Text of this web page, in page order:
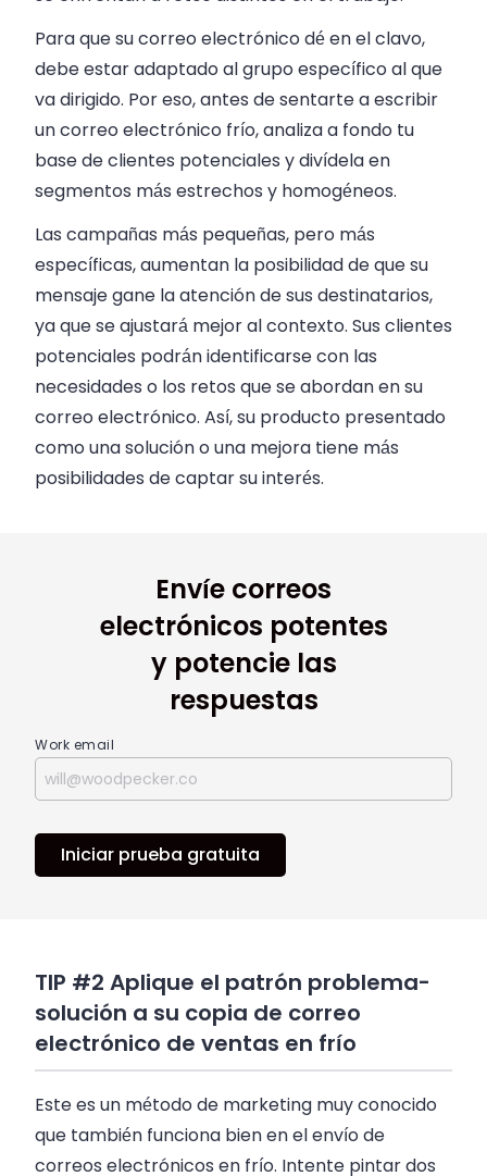
Para que su correo electrónico dé en el clavo,
debe estar adaptado al grupo específico al que
va dirigido. Por eso, antes de sentarte a escribir
un correo electrónico frío, analiza a fondo tu
base de clientes potenciales y divídela en
segmentos más estrechos y homogéneos.
Las campañas más pequeñas, pero más
específicas, aumentan la posibilidad de que su
mensaje gane la atención de sus destinatarios,
ya que se ajustará mejor al contexto. Sus clientes
potenciales podrán identificarse con las
necesidades o los retos que se abordan en su
correo electrónico. Así, su producto presentado
como una solución o una mejora tiene más
posibilidades de captar su interés.
Envíe correos
electrónicos potentes
y potencie las
respuestas
Work email
Iniciar prueba gratuita
TIP #2 Aplique el patrón problema-
solución a su copia de correo
electrónico de ventas en frío
Este es un método de marketing muy conocido
que también funciona bien en el envío de
correos electrónicos en frío. Intente pintar dos